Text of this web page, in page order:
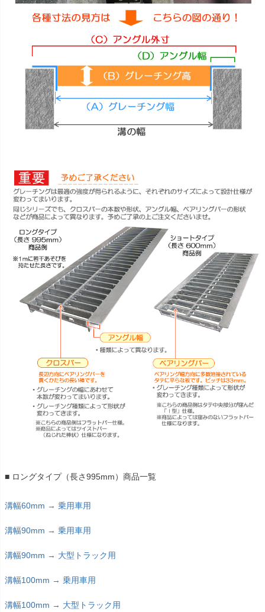
■ ロングタイプ（長さ995mm）商品一覧
溝幅60mm → 乗用車用
溝幅90mm → 乗用車用
溝幅90mm → 大型トラック用
溝幅100mm → 乗用車用
溝幅100mm → 大型トラック用